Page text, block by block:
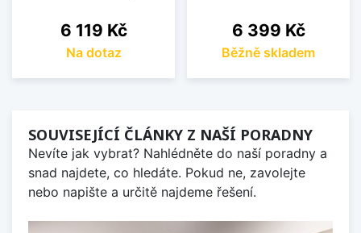
Cena
6 119 Kč
Na dotaz
Cena
6 399 Kč
Běžně skladem
SOUVISEJÍCÍ ČLÁNKY Z NAŠÍ PORADNY
Nevíte jak vybrat? Nahlédněte do naší poradny a
snad najdete, co hledáte. Pokud ne, zavolejte
nebo napište a určitě najdeme řešení.